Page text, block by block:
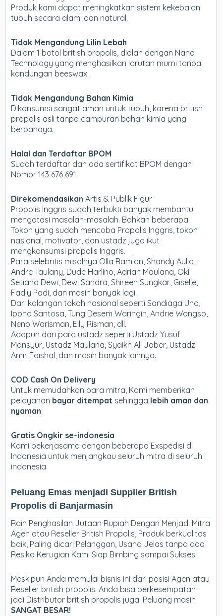
Produk kami dapat meningkatkan sistem kekebalan
tubuh secara alami dan natural.
Tidak Mengandung Lilin Lebah
Dalam 1 botol british propolis, diolah dengan Nano
Technology yang menghasilkan larutan murni tanpa
kandungan beeswax.
Tidak Mengandung Bahan Kimia
Dikonsumsi sangat aman untuk tubuh, karena british
propolis asli tanpa campuran bahan kimia yang
berbahaya.
Halal dan Terdaftar BPOM
Sudah terdaftar dan ada sertifikat BPOM dengan
Nomor 143 676 691.
Direkomendasikan Artis & Publik Figur
Propolis Inggris sudah terbukti banyak membantu
mengatasi masalah-masalah. Bahkan beberapa
Tokoh yang sudah mencoba Propolis Inggris, tokoh
nasional, motivator, dan ustadz juga ikut
mengkonsumsi propolis Inggris.
Para selebritis misalnya Olla Ramlan, Shandy Aulia,
Andre Taulany, Dude Harlino, Adrian Maulana, Oki
Setiana Dewi, Dewi Sandra, Shireen Sungkar, Giselle,
Fadly Padi, dan masih banyak lagi.
Dari kalangan tokoh nasional seperti Sandiaga Uno,
Ippho Santosa, Tung Desem Waringin, Andrie Wongso,
Neno Warisman, Elly Risman, dll.
Adapun dari para ustadz seperti Ustadz Yusuf
Mansyur, Ustadz Maulana, Syaikh Ali Jaber, Ustadz
Amir Faishal, dan masih banyak lainnya.
COD Cash On Delivery
Untuk memudahkan para mitra, Kami memberikan
pelayanan bayar ditempat sehingga lebih aman dan
nyaman.
Gratis Ongkir se-indonesia
Kami bekerjasama dengan beberapa Exspedisi di
Indonesia untuk menjangkau seluruh mitra di seluruh
indonesia.
Peluang Emas menjadi Supplier British
Propolis di Banjarmasin
Raih Penghasilan Jutaan Rupiah Dengan Menjadi Mitra
Agen atau Reseller British Propolis, Produk berkualitas
baik, Paling dicari Pelanggan, Usaha Jelas tanpa ada
Resiko Kerugian Kami Siap Bimbing sampai Sukses.
Meskipun Anda memulai bisnis ini dari posisi Agen atau
Reseller british propolis. Anda bisa berkesempatan
jadi Distributor british propolis juga. Peluang masih
SANGAT BESAR!